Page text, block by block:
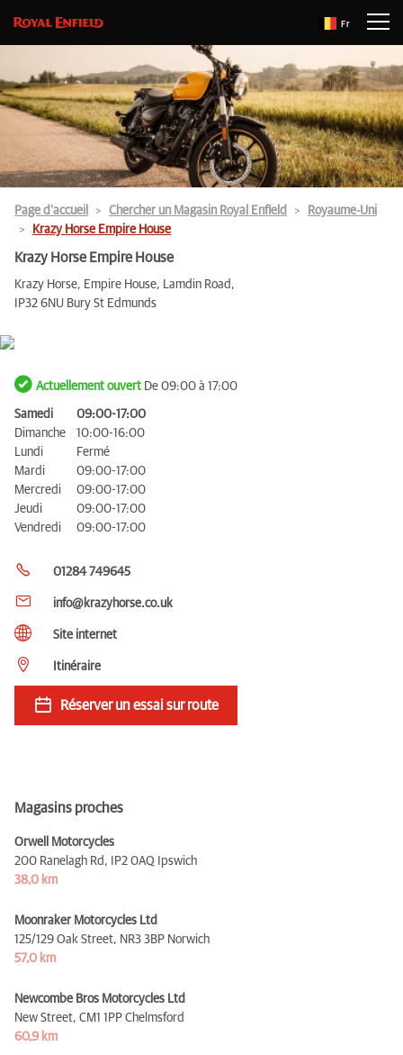
Fr
Page d’accueil Chercher un Magasin Royal Enfield
Royaume-Uni
Krazy Horse Empire House
Krazy Horse Empire House
Krazy Horse, Empire House, Lamdin Road,
IP32 6NU Bury St Edmunds
Actuellement ouvert De 09:00 à 17:00
Samedi
09:00-17:00
Dimanche
10:00-16:00
Lundi
Fermé
Mardi
09:00-17:00
Mercredi
09:00-17:00
Jeudi
09:00-17:00
Vendredi
09:00-17:00
01284 749645
info@krazyhorse.co.uk
Site internet
Itinéraire
Réserver un essai sur route
Magasins proches
Orwell Motorcycles
200 Ranelagh Rd,
IP2 0AQ Ipswich
38,0 km
Moonraker Motorcycles Ltd
125/129 Oak Street, NR3 3BP Norwich
57,0 km
Newcombe Bros Motorcycles Ltd
New Street, CM1 1PP Chelmsford
60,9 km